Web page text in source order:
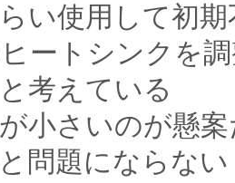
い使用して初
ートシンクを
考えている
小さいのが懸
問題にならない